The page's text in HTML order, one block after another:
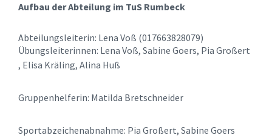
Aufbau der Abteilung im TuS Rumbeck
Abteilungsleiterin: Lena Voß (017663828079)
Übungsleiterinnen: Lena Voß, Sabine Goers, Pia Großert
, Elisa Kräling, Alina Huß
Gruppenhelferin: Matilda Bretschneider
Sportabzeichenabnahme: Pia Großert, Sabine Goers